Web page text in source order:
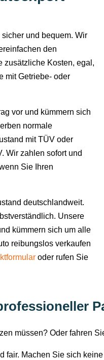
und bequem. Wir
den
zusätzliche Kosten, egal,
mit Getriebe- oder
vor und kümmern sich
normale
mit TÜV oder
Wir zahlen sofort und
Sie Ihren
deutschlandweit.
Unsere
kümmern sich um alle
reibungslos verkaufen
oder rufen Sie
müssen? Oder fahren
fair. Machen Sie sich